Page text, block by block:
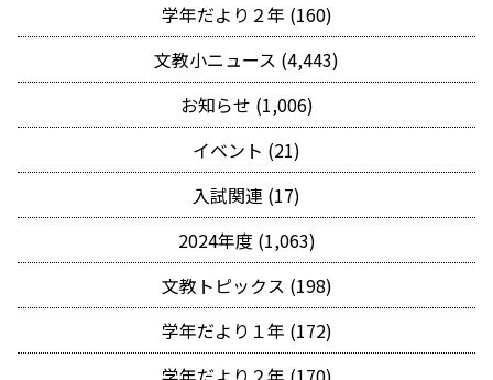
学年だより２年 (160)
文教小ニュース (4,443)
お知らせ (1,006)
イベント (21)
入試関連 (17)
2024年度 (1,063)
文教トピックス (198)
学年だより１年 (172)